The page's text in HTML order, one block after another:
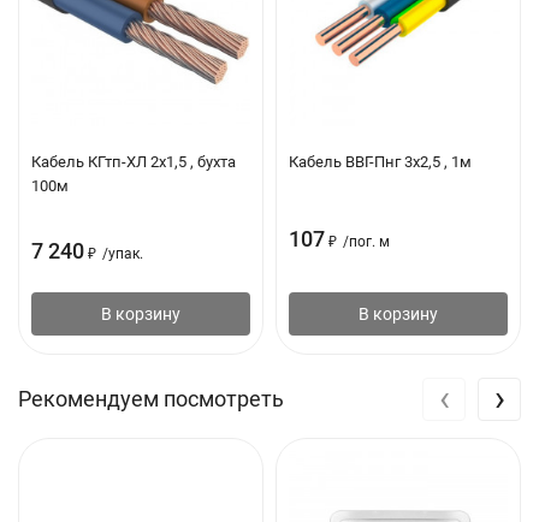
Кабель КГтп-ХЛ 2х1,5 , бухта
100м
7 240 ₽ /упак.
В корзину
Кабель ВВГ-Пнг 3х2,5 , 1м
107 ₽ /пог. м
В корзину
Рекомендуем посмотреть ‹ ›